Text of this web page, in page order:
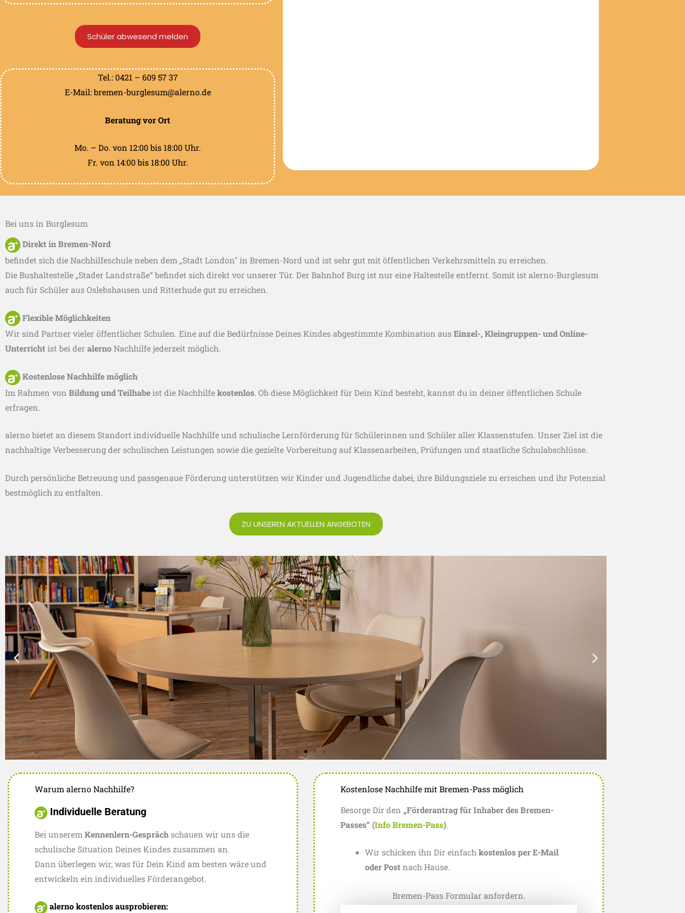
Schüler abwesend melden
Tel.: 0421 – 609 57 37
E-Mail:bremen-burglesum@alerno.de
Beratung vor Ort
Mo. – Do. von 12:00 bis 18:00 Uhr.
Fr. von 14:00 bis 18:00 Uhr.
Bei uns in Burglesum
Direkt in Bremen-Nord
befindet sich die Nachhilfeschule neben dem „Stadt London" in Bremen-Nord und ist sehr gut mit öffentlichen Verkehrsmitteln zu erreichen.
Die Bushaltestelle „Stader Landstraße“ befindet sich direkt vor unserer Tür. Der Bahnhof Burg ist nur eine Haltestelle entfernt. Somit ist alerno-Burglesum
auch für Schüler aus Oslebshausen und Ritterhude gut zu erreichen.
Flexible Möglichkeiten
Wir sind Partner vieler öffentlicher Schulen. Eine auf die Bedürfnisse Deines Kindes abgestimmte Kombination ausEinzel-, Kleingruppen- und Online-
Unterrichtist bei der alernoNachhilfejederzeit möglich.
Kostenlose Nachhilfe möglich
Im Rahmen von Bildung und Teilhabeist die Nachhilfekostenlos. Ob diese Möglichkeit für Dein Kind besteht, kannst du in deiner öffentlichen Schule
erfragen.
alerno bietet an diesem Standort individuelle Nachhilfe und schulische Lernförderung für Schülerinnen und Schüler aller Klassenstufen. Unser Ziel ist die
nachhaltige Verbesserung der schulischen Leistungen sowie die gezielte Vorbereitung auf Klassenarbeiten, Prüfungen und staatliche Schulabschlüsse.
Durch persönliche Betreuung und passgenaue Förderung unterstützen wir Kinder und Jugendliche dabei, ihre Bildungsziele zu erreichen und ihr Potenzial
bestmöglich zu entfalten.
ZU UNSEREN AKTUELLEN ANGEBOTEN
Burglesum
Leseecke
Warum alerno Nachhilfe?
Individuelle Beratung
Bei unserem Kennenlern-Gespräch schauen wir uns die
schulische Situation Deines Kindes zusammen an.
Dann überlegen wir, was für Dein Kind am besten wäre und
entwickeln ein individuelles Förderangebot.
alerno kostenlos ausprobieren:
Kostenlose Nachhilfe mit Bremen-Pass möglich
Besorge Dir den „Förderantrag für Inhaber des Bremen-
Passes“ (Info Bremen-Pass).
Wir schicken ihn Dir einfachkostenlos per E-Mail
oder Postnach Hause.
Bremen-Pass Formular anfordern.